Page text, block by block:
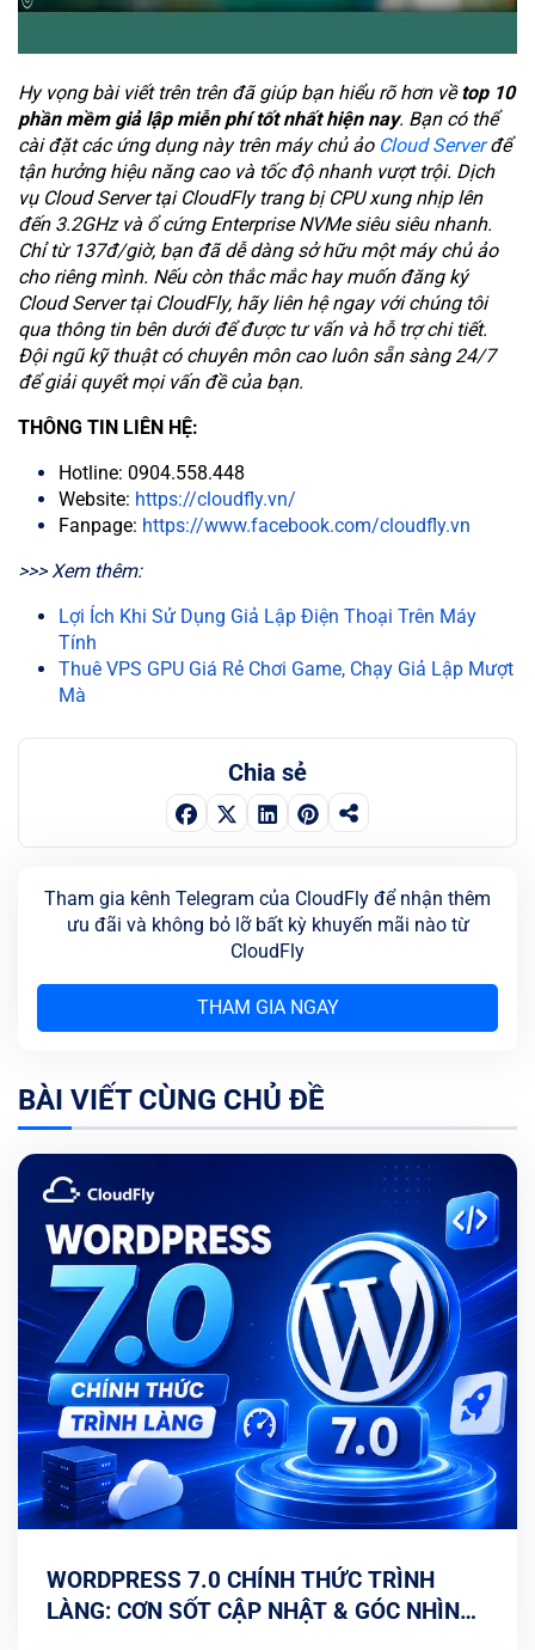
Hy vọng bài viết trên trên đã giúp bạn hiểu rõ hơn vềtop 10
phần mềm giả lập miễn phí tốt nhất hiện nay. Bạn có thể
cài đặt các ứng dụng này trên máy chủ ảo Cloud Serverđể
tận hưởng hiệu năng cao và tốc độ nhanh vượt trội. Dịch
vụ Cloud Server tại CloudFly trang bị CPU xung nhịp lên
đến 3.2GHz và ổ cứng Enterprise NVMe siêu siêu nhanh.
Chỉ từ 137đ/giờ, bạn đã dễ dàng sở hữu một máy chủ ảo
cho riêng mình. Nếu còn thắc mắc hay muốn đăng ký
Cloud Server tại CloudFly, hãy liên hệ ngay với chúng tôi
qua thông tin bên dưới để được tư vấn và hỗ trợ chi tiết.
Đội ngũ kỹ thuật có chuyên môn cao luôn sẵn sàng 24/7
để giải quyết mọi vấn đề của bạn.
THÔNG TIN LIÊN HỆ:
Hotline: 0904.558.448
Website: https://cloudfly.vn/
Fanpage: https://www.facebook.com/cloudfly.vn
>>> Xem thêm:
Lợi Ích Khi Sử Dụng Giả Lập Điện Thoại Trên Máy
Tính
Thuê VPS GPU Giá Rẻ Chơi Game, Chạy Giả Lập Mượt
Mà
Chia sẻ
Tham gia kênh Telegram của CloudFly để nhận thêm
ưu đãi và không bỏ lỡ bất kỳ khuyến mãi nào từ
CloudFly
THAM GIA NGAY
BÀI VIẾT CÙNG CHỦ ĐỀ
WORDPRESS 7.0 CHÍNH THỨC TRÌNH
LÀNG: CƠN SỐT CẬP NHẬT & GÓC NHÌN